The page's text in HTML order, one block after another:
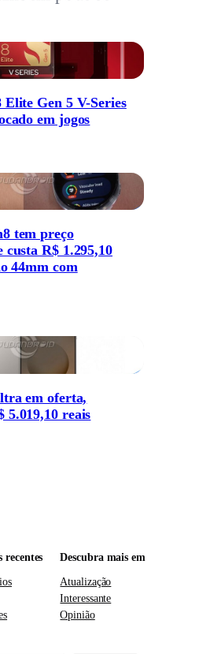
Elite Gen 5 V-Series
em jogos
tem preço
custa R$ 1.295,10
44mm com
em oferta,
5.019,10 reais
recentes Descubra mais em
Atualização
Interessante
Opinião